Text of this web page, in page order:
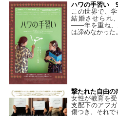
ハワの手習い
この世界で、
結婚させられ
——年を重ね、
は諦めなかった。
撃たれた自由
女性が教育を
支配下のアフ
傷つき、それ